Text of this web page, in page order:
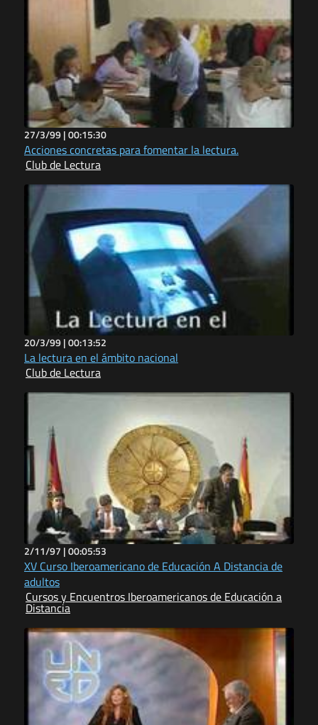
27/3/99 |00:15:30
Acciones concretas para fomentar la lectura.
Club de Lectura
20/3/99 |00:13:52
La lectura en el ámbito nacional
Club de Lectura
2/11/97 |00:05:53
XV Curso Iberoamericano de Educación A Distancia de
adultos
Cursos y Encuentros Iberoamericanos de Educación a
Distancia